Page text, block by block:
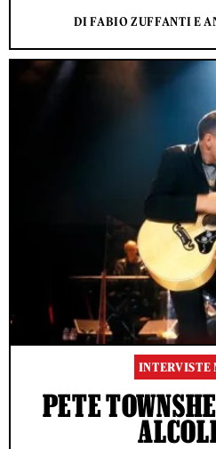
DI FABIO ZUFFANTI E
INTERVISTE
PETE